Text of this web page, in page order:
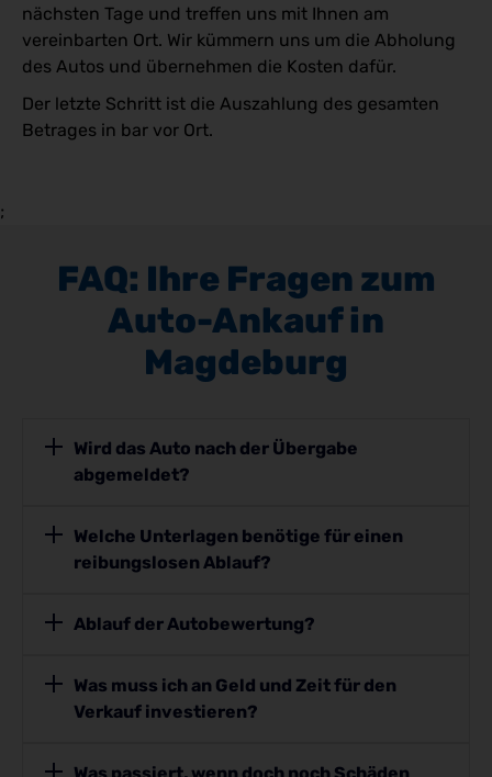
nächsten Tage und treffen uns mit Ihnen am
vereinbarten Ort. Wir kümmern uns um die Abholung
des Autos und übernehmen die Kosten dafür.
Der letzte Schritt ist die Auszahlung des gesamten
Betrages in bar vor Ort.
;
FAQ: Ihre Fragen zum
Auto-Ankauf in
Magdeburg
Wird das Auto nach der Übergabe
abgemeldet?
Welche Unterlagen benötige für einen
reibungslosen Ablauf?
Ablauf der Autobewertung?
Was muss ich an Geld und Zeit für den
Verkauf investieren?